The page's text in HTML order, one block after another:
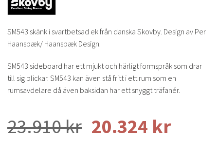
SM543 skänk i svartbetsad ek från danska Skovby. Design av Per
Haansbæk/ Haansbæk Design.
SM543 sideboard har ett mjukt och härligt formspråk som drar
till sig blickar. SM543 kan även stå fritt i ett rum som en
rumsavdelare då även baksidan har ett snyggt träfanér.
23.910kr 20.324 kr